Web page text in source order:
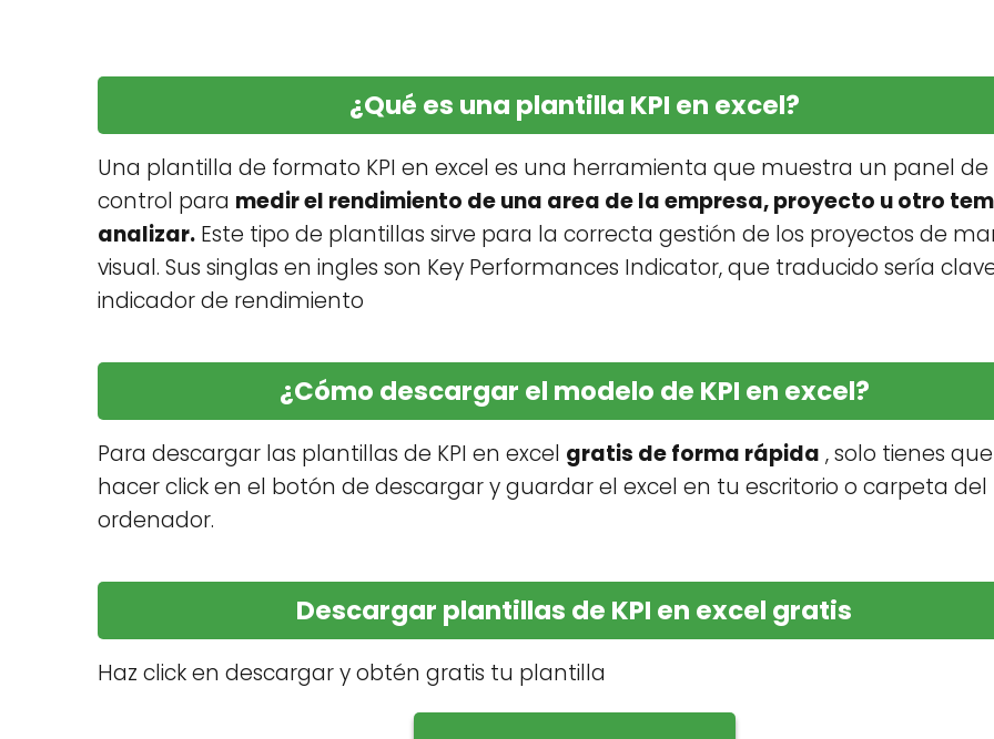
¿Qué es una plantilla KPI en excel?
Una plantilla de formato KPI en excel es una herramienta que muestra un panel de
control para medir el rendimiento de una area de la empresa, proyecto u otro
analizar. Este tipo de plantillas sirve para la correcta gestión de los proyectos de
visual. Sus singlas en ingles son Key Performances Indicator, que traducido sería
indicador de rendimiento
¿Cómo descargar el modelo de KPI en excel?
Para descargar las plantillas de KPI en excel gratis de forma rápida , solo tienes que
hacer click en el botón de descargar y guardar el excel en tu escritorio o carpeta del
ordenador.
Descargar plantillas de KPI en excel gratis
Haz click en descargar y obtén gratis tu plantilla